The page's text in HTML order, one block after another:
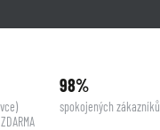
98%
spokojených zákazníků